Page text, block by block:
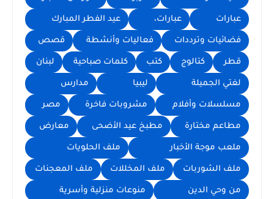
عبارات عبارات، عيد الفطر المبارك
فضائيات وترددات فعاليات وأنشطة قصص
قطر كتالوج كتب كلمات صباحية لبنان
لغتي الجميلة ليبيا مدارس
مسلسلات وأفلام مشروبات فاخرة مصر
مطاعم مختارة مطبخ عيد الأضحى معارض
ملعب موجة الأخبار ملف الحلويات
ملف الشوربات ملف المخللات ملف المعجنات
من وحي الدين منوعات منزلية وأسرية